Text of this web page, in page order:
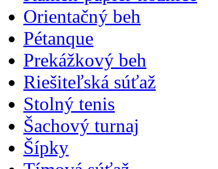
Orientačný beh
Pétanque
Prekážkový beh
Riešiteľská súťaž
Stolný tenis
Šachový turnaj
Šípky